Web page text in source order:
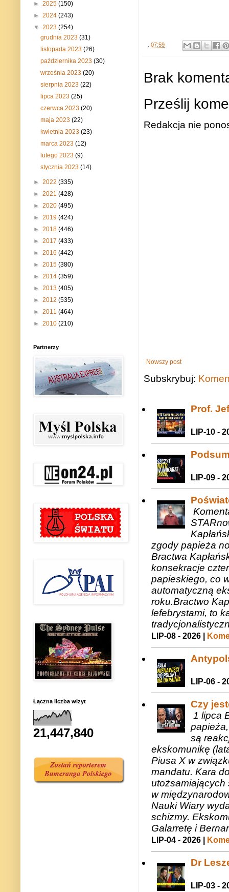
07:59
Brak
Prześlij
Redakcja nie
Nowszy post
Subskrybuj:
Prof.
LIP-10 -
LIP-09 -
zgody papieża
Bractwa
konsekracje
papieskiego, co
automatyczną
roku.Bractwo
lefebrystami, to
LIP-08 - 2026 |
LIP-06 -
Czy
1 lipca
są
ekskomunikę
Piusa X w
mandatu. Kara
utożsamiających
w
Nauki Wiary
schizmy.
Galarretę i
LIP-04 - 2026 |
Dr
LIP-03 -
► 2025 (150)
► 2024 (243)
▼ 2023 (254)
grudnia 2023(31)
listopada 2023(26)
października 2023(30)
września 2023(20)
sierpnia 2023(22)
lipca 2023(25)
czerwca 2023(20)
maja 2023(22)
kwietnia 2023(23)
marca 2023(12)
lutego 2023(9)
stycznia 2023(14)
► 2022 (335)
► 2021 (428)
► 2020 (495)
► 2019 (424)
► 2018 (446)
► 2017 (433)
► 2016 (442)
► 2015 (380)
► 2014 (359)
► 2013 (405)
► 2012 (535)
► 2011 (464)
► 2010 (210)
Partnerzy
Łączna liczba wizyt
21,447,840